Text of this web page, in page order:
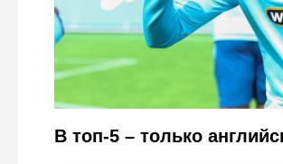
В топ-5 – только